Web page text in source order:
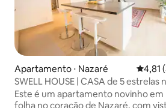
Apartamento ⋅ Nazaré 4,81
4,81
SWELL HOUSE | CASA de 5 estrelas no
coração de Nazaré
Este é um apartamento novinho em
folha no coração de Nazaré, com